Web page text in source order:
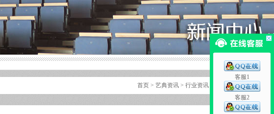
首页 > 艺典资讯 > 行业资讯
客服1
客服2